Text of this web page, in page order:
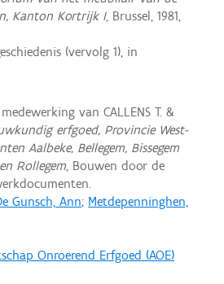
Kanton Kortrijk I, Brussel, 1981,
(vervolg 1), in
van CALLENS T. &
erfgoed, Provincie West-
Aalbeke, Bellegem, Bissegem
Rollegem, Bouwen door de
Gunsch, Ann; Metdepenninghen,
Onroerend Erfgoed (AOE)